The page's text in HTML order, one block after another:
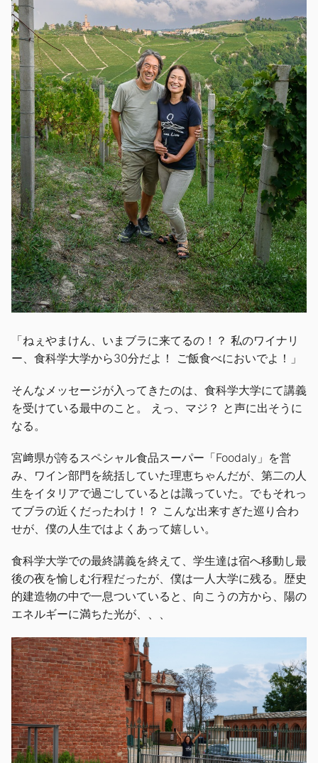
「ねぇやまけん、いまブラに来てるの！？ 私のワイナリ
ー、食科学大学から30分だよ！ ご飯食べにおいでよ！」
そんなメッセージが入ってきたのは、食科学大学にて講義
を受けている最中のこと。 えっ、マジ？ と声に出そうに
なる。
宮﨑県が誇るスペシャル食品スーパー「Foodaly」を営
み、ワイン部門を統括していた理恵ちゃんだが、第二の人
生をイタリアで過ごしているとは識っていた。でもそれっ
てブラの近くだったわけ！？ こんな出来すぎた巡り合わ
せが、僕の人生ではよくあって嬉しい。
食科学大学での最終講義を終えて、学生達は宿へ移動し最
後の夜を愉しむ行程だったが、僕は一人大学に残る。歴史
的建造物の中で一息ついていると、向こうの方から、陽の
エネルギーに満ちた光が、、、